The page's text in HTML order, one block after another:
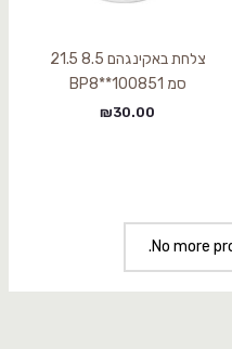
צלחת באקינגהם 8.5 21.5
סמ BP8**100851
₪30.00
No more